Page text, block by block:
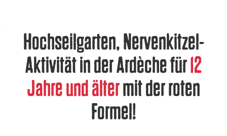
Hochseilgarten, Nervenkitzel-
Aktivität in der Ardèche für12
Jahre und ältermit der roten
Formel!